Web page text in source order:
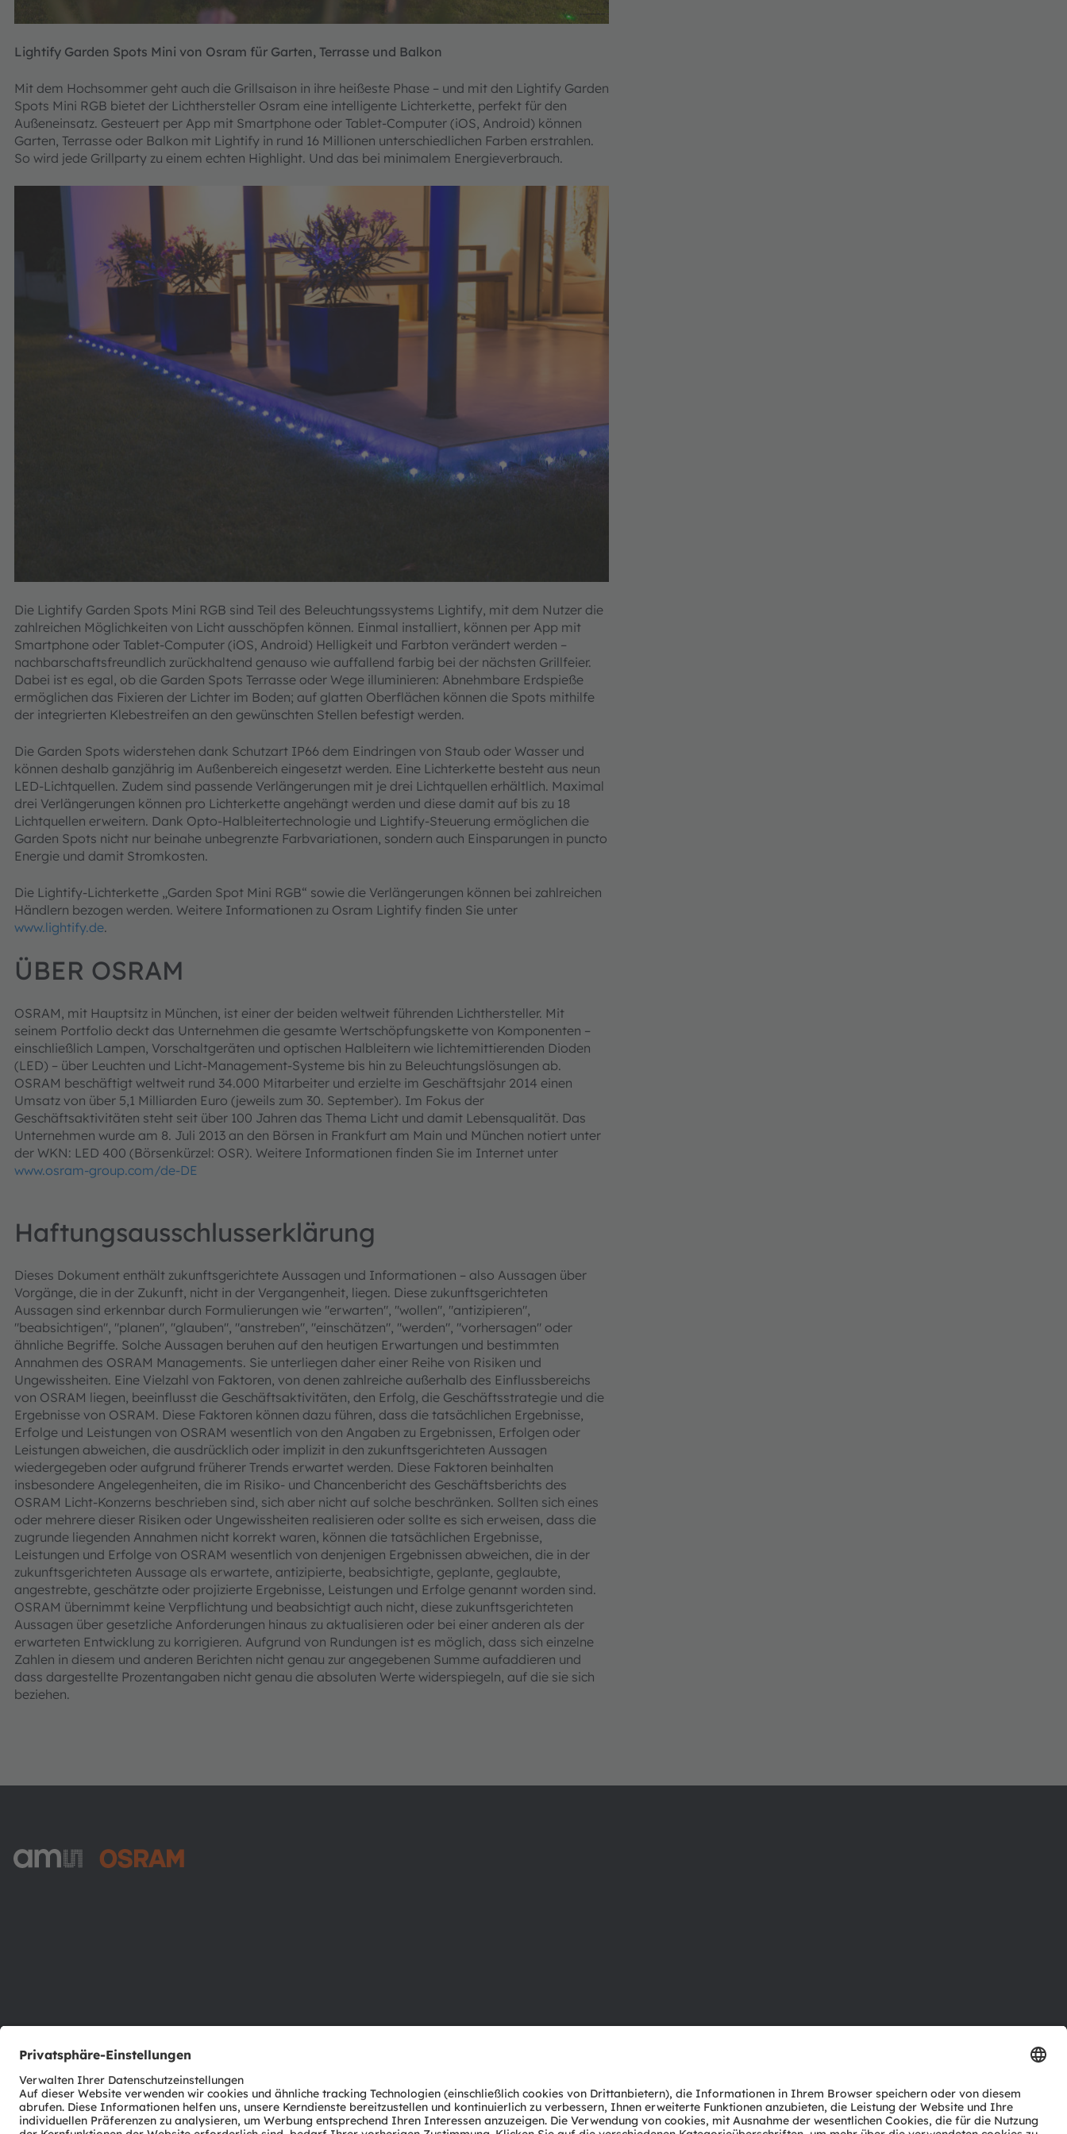
Lightify Garden Spots Mini von Osram für Garten, Terrasse und Balkon
Mit dem Hochsommer geht auch die Grillsaison in ihre heißeste Phase – und mit den Lightify Garden
Spots Mini RGB bietet der Lichthersteller Osram eine intelligente Lichterkette, perfekt für den
Außeneinsatz. Gesteuert per App mit Smartphone oder Tablet-Computer (iOS, Android) können
Garten, Terrasse oder Balkon mit Lightify in rund 16 Millionen unterschiedlichen Farben erstrahlen.
So wird jede Grillparty zu einem echten Highlight. Und das bei minimalem Energieverbrauch.
Die Lightify Garden Spots Mini RGB sind Teil des Beleuchtungssystems Lightify, mit dem Nutzer die
zahlreichen Möglichkeiten von Licht ausschöpfen können. Einmal installiert, können per App mit
Smartphone oder Tablet-Computer (iOS, Android) Helligkeit und Farbton verändert werden –
nachbarschaftsfreundlich zurückhaltend genauso wie auffallend farbig bei der nächsten Grillfeier.
Dabei ist es egal, ob die Garden Spots Terrasse oder Wege illuminieren: Abnehmbare Erdspieße
ermöglichen das Fixieren der Lichter im Boden; auf glatten Oberflächen können die Spots mithilfe
der integrierten Klebestreifen an den gewünschten Stellen befestigt werden.
Die Garden Spots widerstehen dank Schutzart IP66 dem Eindringen von Staub oder Wasser und
können deshalb ganzjährig im Außenbereich eingesetzt werden. Eine Lichterkette besteht aus neun
LED-Lichtquellen. Zudem sind passende Verlängerungen mit je drei Lichtquellen erhältlich. Maximal
drei Verlängerungen können pro Lichterkette angehängt werden und diese damit auf bis zu 18
Lichtquellen erweitern. Dank Opto-Halbleitertechnologie und Lightify-Steuerung ermöglichen die
Garden Spots nicht nur beinahe unbegrenzte Farbvariationen, sondern auch Einsparungen in puncto
Energie und damit Stromkosten.
Die Lightify-Lichterkette „Garden Spot Mini RGB“ sowie die Verlängerungen können bei zahlreichen
Händlern bezogen werden. Weitere Informationen zu Osram Lightify finden Sie unter
www.lightify.de.
ÜBER OSRAM
OSRAM, mit Hauptsitz in München, ist einer der beiden weltweit führenden Lichthersteller. Mit
seinem Portfolio deckt das Unternehmen die gesamte Wertschöpfungskette von Komponenten –
einschließlich Lampen, Vorschaltgeräten und optischen Halbleitern wie lichtemittierenden Dioden
(LED) – über Leuchten und Licht-Management-Systeme bis hin zu Beleuchtungslösungen ab.
OSRAM beschäftigt weltweit rund 34.000 Mitarbeiter und erzielte im Geschäftsjahr 2014 einen
Umsatz von über 5,1 Milliarden Euro (jeweils zum 30. September). Im Fokus der
Geschäftsaktivitäten steht seit über 100 Jahren das Thema Licht und damit Lebensqualität. Das
Unternehmen wurde am 8. Juli 2013 an den Börsen in Frankfurt am Main und München notiert unter
der WKN: LED 400 (Börsenkürzel: OSR). Weitere Informationen finden Sie im Internet unter
www.osram-group.com/de-DE
Haftungsausschlusserklärung
Dieses Dokument enthält zukunftsgerichtete Aussagen und Informationen – also Aussagen über
Vorgänge, die in der Zukunft, nicht in der Vergangenheit, liegen. Diese zukunftsgerichteten
Aussagen sind erkennbar durch Formulierungen wie "erwarten", "wollen", "antizipieren",
"beabsichtigen", "planen", "glauben", "anstreben", "einschätzen", "werden", "vorhersagen" oder
ähnliche Begriffe. Solche Aussagen beruhen auf den heutigen Erwartungen und bestimmten
Annahmen des OSRAM Managements. Sie unterliegen daher einer Reihe von Risiken und
Ungewissheiten. Eine Vielzahl von Faktoren, von denen zahlreiche außerhalb des Einflussbereichs
von OSRAM liegen, beeinflusst die Geschäftsaktivitäten, den Erfolg, die Geschäftsstrategie und die
Ergebnisse von OSRAM. Diese Faktoren können dazu führen, dass die tatsächlichen Ergebnisse,
Erfolge und Leistungen von OSRAM wesentlich von den Angaben zu Ergebnissen, Erfolgen oder
Leistungen abweichen, die ausdrücklich oder implizit in den zukunftsgerichteten Aussagen
wiedergegeben oder aufgrund früherer Trends erwartet werden. Diese Faktoren beinhalten
insbesondere Angelegenheiten, die im Risiko- und Chancenbericht des Geschäftsberichts des
OSRAM Licht-Konzerns beschrieben sind, sich aber nicht auf solche beschränken. Sollten sich eines
oder mehrere dieser Risiken oder Ungewissheiten realisieren oder sollte es sich erweisen, dass die
zugrunde liegenden Annahmen nicht korrekt waren, können die tatsächlichen Ergebnisse,
Leistungen und Erfolge von OSRAM wesentlich von denjenigen Ergebnissen abweichen, die in der
zukunftsgerichteten Aussage als erwartete, antizipierte, beabsichtigte, geplante, geglaubte,
angestrebte, geschätzte oder projizierte Ergebnisse, Leistungen und Erfolge genannt worden sind.
OSRAM übernimmt keine Verpflichtung und beabsichtigt auch nicht, diese zukunftsgerichteten
Aussagen über gesetzliche Anforderungen hinaus zu aktualisieren oder bei einer anderen als der
erwarteten Entwicklung zu korrigieren. Aufgrund von Rundungen ist es möglich, dass sich einzelne
Zahlen in diesem und anderen Berichten nicht genau zur angegebenen Summe aufaddieren und
dass dargestellte Prozentangaben nicht genau die absoluten Werte widerspiegeln, auf die sie sich
beziehen.
Karriere
Technischer Support